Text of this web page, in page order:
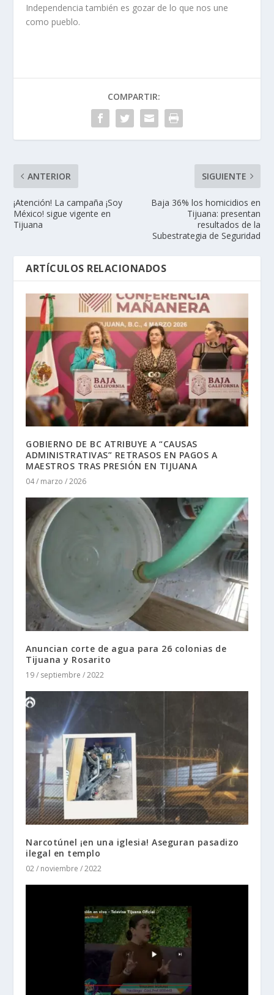
Independencia también es gozar de lo que nos une
como pueblo.
COMPARTIR:
ANTERIOR
¡Atención! La campaña ¡Soy
México! sigue vigente en
Tijuana
SIGUIENTE
Baja 36% los homicidios en
Tijuana: presentan
resultados de la
Subestrategia de Seguridad
ARTÍCULOS RELACIONADOS
GOBIERNO DE BC ATRIBUYE A “CAUSAS
ADMINISTRATIVAS” RETRASOS EN PAGOS A
MAESTROS TRAS PRESIÓN EN TIJUANA
04 / marzo / 2026
Anuncian corte de agua para 26 colonias de
Tijuana y Rosarito
19 / septiembre / 2022
Narcotúnel ¡en una iglesia! Aseguran pasadizo
ilegal en templo
02 / noviembre / 2022